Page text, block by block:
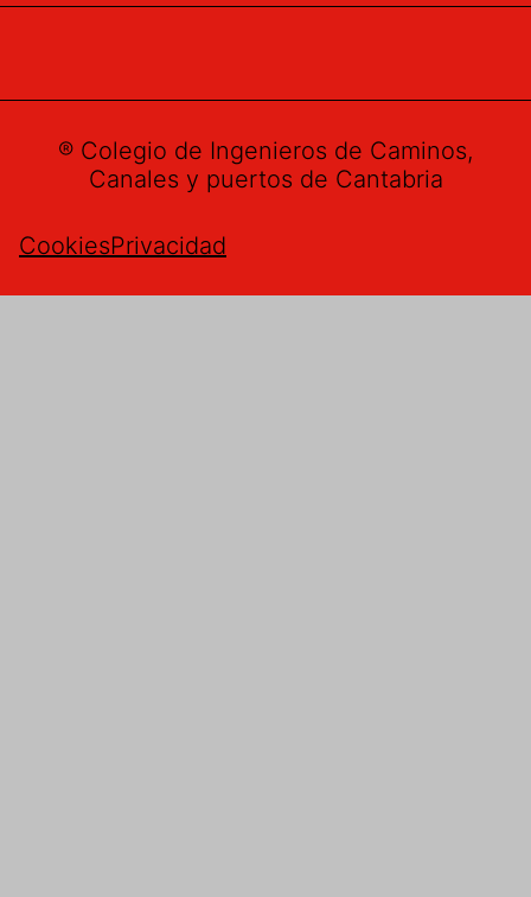
® Colegio de Ingenieros de Caminos,
Canales y puertos de Cantabria
CookiesPrivacidad